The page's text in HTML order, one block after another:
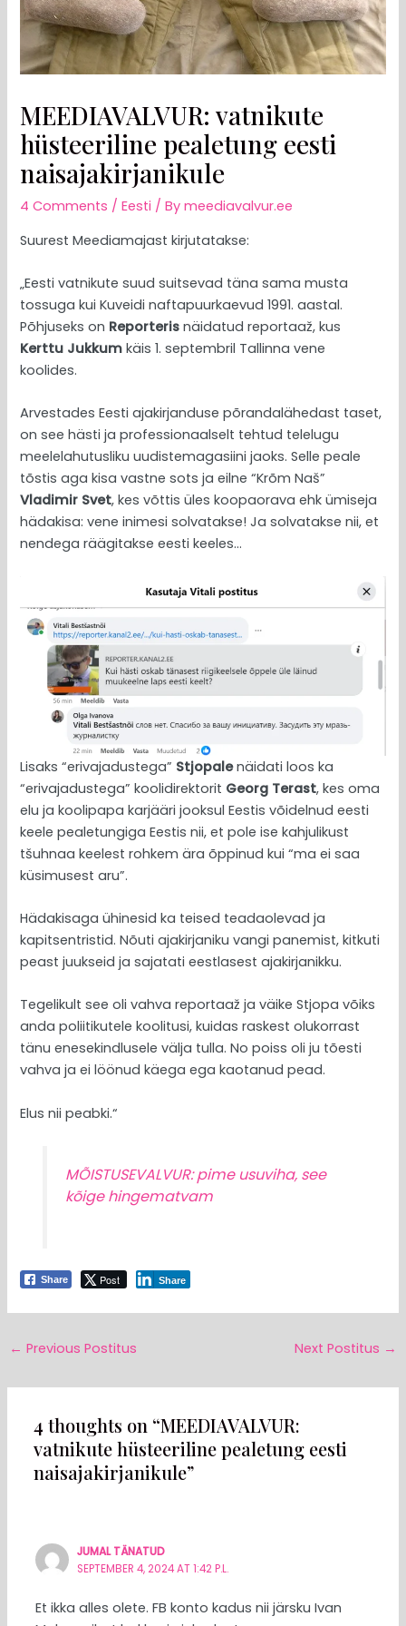
MEEDIAVALVUR: vatnikute
hüsteeriline pealetung eesti
naisajakirjanikule
4 Comments /Eesti / Bymeediavalvur.ee
Suurest Meediamajast kirjutatakse:
„Eesti vatnikute suud suitsevad täna sama musta
tossuga kui Kuveidi naftapuurkaevud 1991. aastal.
Põhjuseks on Reporteris näidatud reportaaž, kus
Kerttu Jukkum käis 1. septembril Tallinna vene
koolides.
Arvestades Eesti ajakirjanduse põrandalähedast taset,
on see hästi ja professionaalselt tehtud telelugu
meelelahutusliku uudistemagasiini jaoks. Selle peale
tõstis aga kisa vastne sots ja eilne “Krõm Naš”
Vladimir Svet, kes võttis üles koopaorava ehk ümiseja
hädakisa: vene inimesi solvatakse! Ja solvatakse nii, et
nendega räägitakse eesti keeles…
Lisaks “erivajadustega” Stjopalenäidati loos ka
“erivajadustega” koolidirektorit Georg Terast, kes oma
elu ja koolipapa karjääri jooksul Eestis võidelnud eesti
keele pealetungiga Eestis nii, et pole ise kahjulikust
tšuhnaa keelest rohkem ära õppinud kui “ma ei saa
küsimusest aru”.
Hädakisaga ühinesid ka teised teadaolevad ja
kapitsentristid. Nõuti ajakirjaniku vangi panemist, kitkuti
peast juukseid ja sajatati eestlasest ajakirjanikku.
Tegelikult see oli vahva reportaaž ja väike Stjopa võiks
anda poliitikutele koolitusi, kuidas raskest olukorrast
tänu enesekindlusele välja tulla. No poiss oli ju tõesti
vahva ja ei löönud käega ega kaotanud pead.
Elus nii peabki.“
MÕISTUSEVALVUR: pime usuviha, see
kõige hingematvam
Share Post Share
← Previous Postitus Next Postitus →
4 thoughts on “MEEDIAVALVUR:
vatnikute hüsteeriline pealetung eesti
naisajakirjanikule”
JUMAL TÄNATUD
SEPTEMBER 4, 2024 AT 1:42 P.L.
Et ikka alles olete. FB konto kadus nii järsku Ivan